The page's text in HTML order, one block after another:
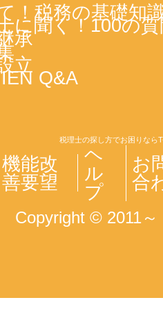
！税務の基礎知
に聞く！100の
承
立
Q&A
税理士の探し方でお困りなら
機能改
善要望
ヘ
ル
プ
お
合
Copyright © 2011